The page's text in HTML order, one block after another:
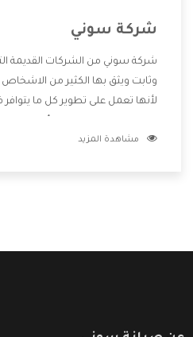
شركة سوني
شركة سوني من الشركات القديمة
وثابت ويثق بها الكثير من
لأنها تعمل على تطوير كل ما
وتقدم للعملاء أقوى العروض
مشاهدة المزيد